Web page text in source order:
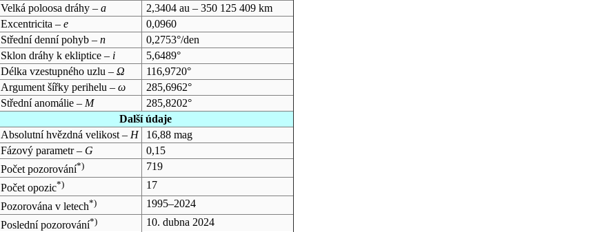
Velká poloosa dráhy – a
2,3404 au – 350 125 409 km
Excentricita – e
0,0960
Střední denní pohyb – n
0,2753°/den
Sklon dráhy k ekliptice – i
5,6489°
Délka vzestupného uzlu – Ω
116,9720°
Argument šířky perihelu – ω
285,6962°
Střední anomálie – M
285,8202°
Další údaje
Absolutní hvězdná velikost – H
16,88 mag
Fázový parametr – G
0,15
Počet pozorování*)
719
Počet opozic*)
17
Pozorována v letech*)
1995–2024
Poslední pozorování*)
10. dubna 2024